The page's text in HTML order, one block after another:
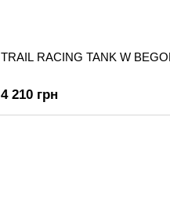
TRAIL RACING TANK W
4 210 грн